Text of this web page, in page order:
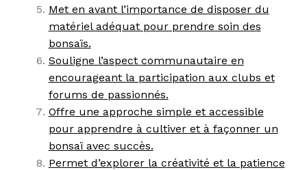
Met en avant l’importance de disposer du
matériel adéquat pour prendre soin des
bonsaïs.
Souligne l’aspect communautaire en
encourageant la participation aux clubs et
forums de passionnés.
Offre une approche simple et accessible
pour apprendre à cultiver et à façonner un
bonsaï avec succès.
Permet d’explorer la créativité et la patience